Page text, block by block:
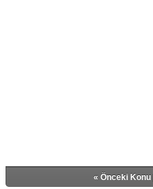
« Önceki Konu|